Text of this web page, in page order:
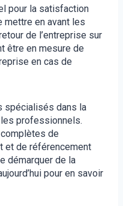
pour la satisfaction
en avant les
de l’entreprise sur
être en mesure de
en cas de
spécialisés dans la
professionnels.
de
et de référencement
démarquer de la
pour en savoir